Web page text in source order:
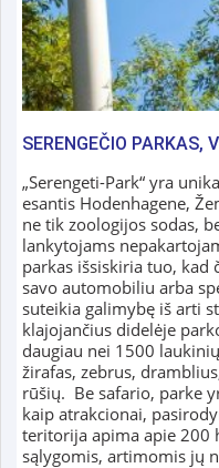
SERENGEČIO PARKAS,
„Serengeti-Park“ yra
esantis Hodenhagene,
ne tik zoologijos sodas,
lankytojams
parkas išsiskiria tuo, kad
savo automobiliu arba
suteikia galimybę iš arti
klajojančius didelėje
daugiau nei 1500
žirafas, zebrus,
rūšių. Be safario, parke
kaip atrakcionai,
teritorija apima apie 200
sąlygomis, artimomis jų